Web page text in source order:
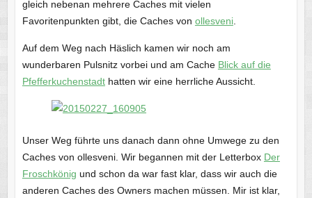
gleich nebenan mehrere Caches mit vielen
Favoritenpunkten gibt, die Caches von ollesveni.
Auf dem Weg nach Häslich kamen wir noch am
wunderbaren Pulsnitz vorbei und am Cache Blick auf die
Pfefferkuchenstadthatten wir eine herrliche Aussicht.
Unser Weg führte uns danach dann ohne Umwege zu den
Caches von ollesveni. Wir begannen mit der Letterbox Der
Froschkönig und schon da war fast klar, dass wir auch die
anderen Caches des Owners machen müssen. Mir ist klar,